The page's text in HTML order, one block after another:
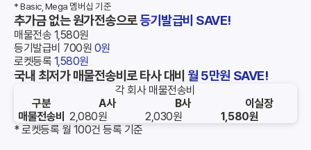
* Basic, Mega 멤버십 기준
추가금 없는 원가전송으로등기발급비 SAVE!
매물전송 1,580원
등기발급비 700원 0원
로켓등록 1,580원
국내 최저가 매물전송비로 타사 대비월 5만원 SAVE!
각 회사 매물전송비
구분
A사 B사
이실장
매물전송비
2,080원 2,030원
1,580원
* 로켓등록 월 100건 등록 기준